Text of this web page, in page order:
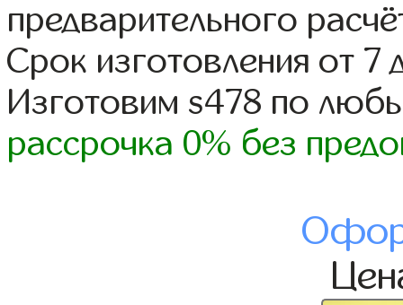
предварительного
Срок изготовления от 7
Изготовим s478 по
рассрочка 0% без